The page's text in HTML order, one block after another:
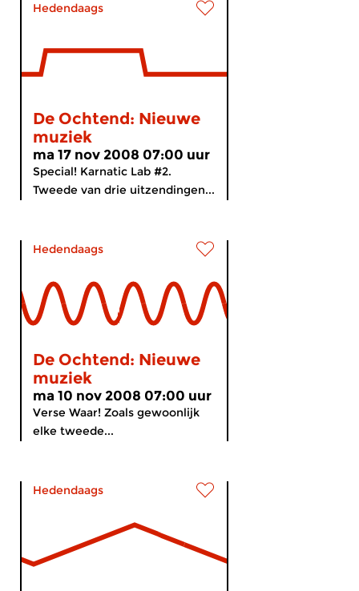
Hedendaags
De Ochtend: Nieuwe
muziek
ma 17 nov 2008 07:00 uur
Special! Karnatic Lab #2.
Tweede van drie uitzendingen...
Hedendaags
De Ochtend: Nieuwe
muziek
ma 10 nov 2008 07:00 uur
Verse Waar! Zoals gewoonlijk
elke tweede...
Hedendaags